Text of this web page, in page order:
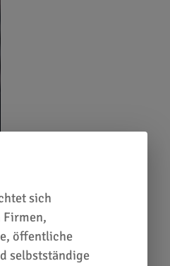
sich
Firmen,
öffentliche
selbstständige